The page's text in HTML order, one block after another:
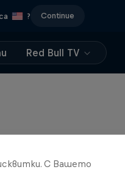
? Continue
Red Bull TV
С Вашето